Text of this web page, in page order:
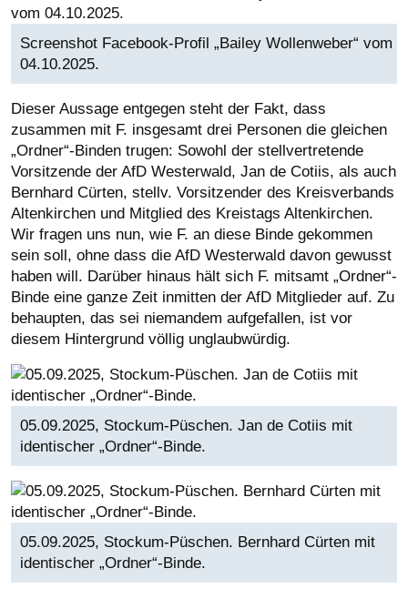
Screenshot Facebook-Profil „Bailey Wollenweber“ vom
04.10.2025.
Dieser Aussage entgegen steht der Fakt, dass
zusammen mit F. insgesamt drei Personen die gleichen
„Ordner“-Binden trugen: Sowohl der stellvertretende
Vorsitzende der AfD Westerwald, Jan de Cotiis, als auch
Bernhard Cürten, stellv. Vorsitzender des Kreisverbands
Altenkirchen und Mitglied des Kreistags Altenkirchen.
Wir fragen uns nun, wie F. an diese Binde gekommen
sein soll, ohne dass die AfD Westerwald davon gewusst
haben will. Darüber hinaus hält sich F. mitsamt „Ordner“-
Binde eine ganze Zeit inmitten der AfD Mitglieder auf. Zu
behaupten, das sei niemandem aufgefallen, ist vor
diesem Hintergrund völlig unglaubwürdig.
05.09.2025, Stockum-Püschen. Jan de Cotiis mit
identischer „Ordner“-Binde.
05.09.2025, Stockum-Püschen. Bernhard Cürten mit
identischer „Ordner“-Binde.